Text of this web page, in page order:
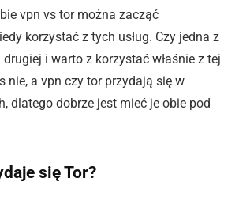
vpn vs tor można zacząć
korzystać z tych usług. Czy jedna z
i warto z korzystać właśnie z tej
nie, a vpn czy tor przydają się w
dlatego dobrze jest mieć je obie pod
się Tor?